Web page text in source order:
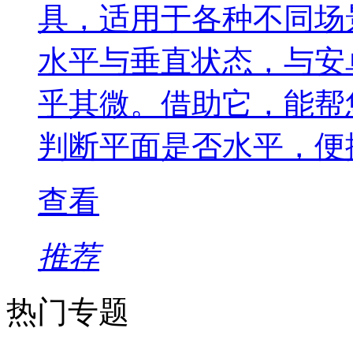
具，适用于各种不同
水平与垂直状态，与
乎其微。借助它，能
判断平面是否水平，
查看
推荐
热门专题